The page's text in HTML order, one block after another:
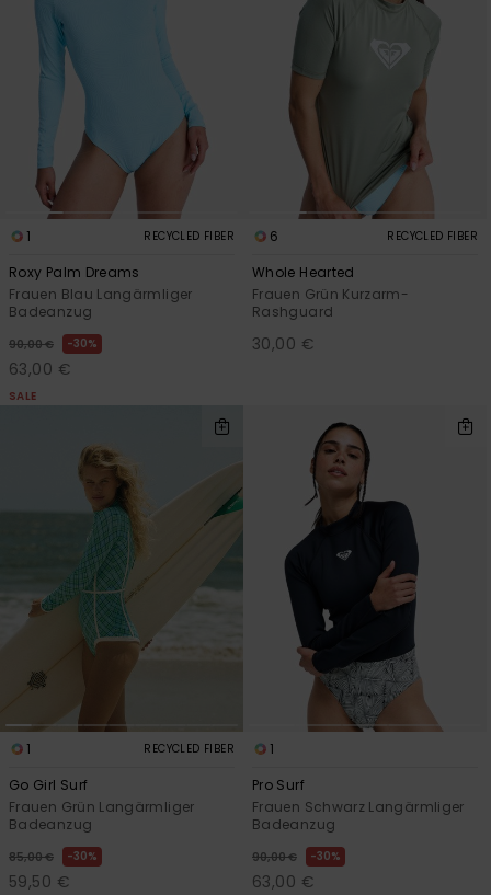
1 RECYCLED FIBER
Roxy Palm Dreams
Frauen Blau Langärmliger
Badeanzug
90,00 € 30%
63,00 €
SALE
6 RECYCLED FIBER
Whole Hearted
Frauen Grün Kurzarm-
Rashguard
30,00 €
1 RECYCLED FIBER
Go Girl Surf
Frauen Grün Langärmliger
Badeanzug
85,00 € 30%
59,50 €
1
Pro Surf
Frauen Schwarz Langärmliger
Badeanzug
90,00 € 30%
63,00 €